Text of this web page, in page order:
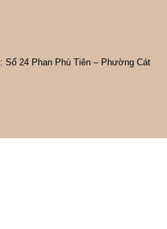
: Số 24 Phan Phù Tiên – Phường Cát